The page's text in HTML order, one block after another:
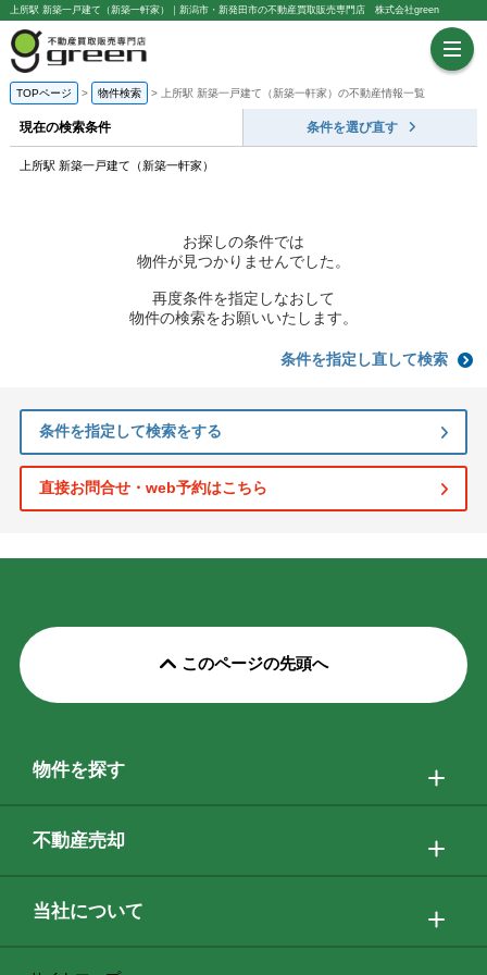
上所駅 新築一戸建て（新築一軒家）｜新潟市・新発田市の不動産買取販売専門店 株式会社green
TOPページ 物件検索 上所駅 新築一戸建て（新築一軒家）の不動産情報一覧
現在の検索条件 条件を選び直す
上所駅 新築一戸建て（新築一軒家）
お探しの条件では
物件が見つかりませんでした。
再度条件を指定しなおして
物件の検索をお願いいたします。
条件を指定し直して検索
条件を指定して検索をする
直接お問合せ・web予約はこちら
このページの先頭へ
物件を探す
不動産売却
当社について